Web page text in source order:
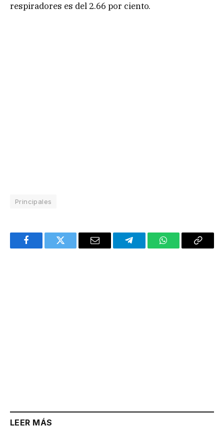
respiradores es del 2.66 por ciento.
Principales
FacebookTwitter Email TelegramWhatsAppCopy
LEER MÁS